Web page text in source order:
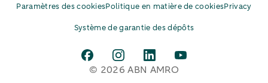
Paramètres des cookiesPolitique en matière de cookiesPrivacy
Système de garantie des dépôts
© 2026 ABN AMRO